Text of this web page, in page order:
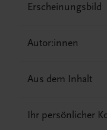
Erscheinungsbild
Autor:innen
Aus dem Inhalt
Ihr persönlicher